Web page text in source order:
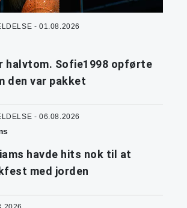
- 01.08.2026
halvtom. Sofie1998 opførte
den var pakket
- 06.08.2026
havde hits nok til at
med jorden